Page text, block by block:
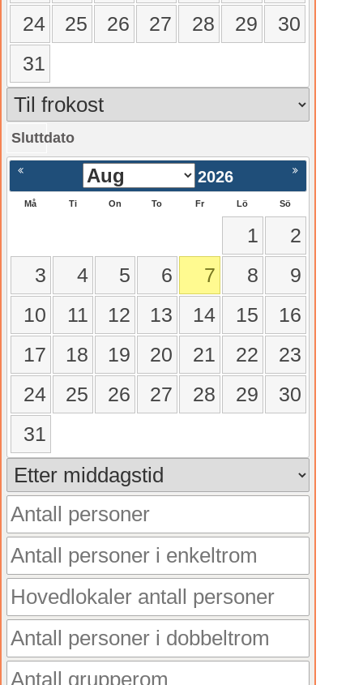
24 25 26 27 28 29
30
31
Sluttdato
Nästa >
2026
Må Ti On To Fr Lö Sö
1
2
3
4 5 6 7 8
9
10
11 12 13 14 15
16
17
18 19 20 21 22
23
24
25 26 27 28 29
30
31